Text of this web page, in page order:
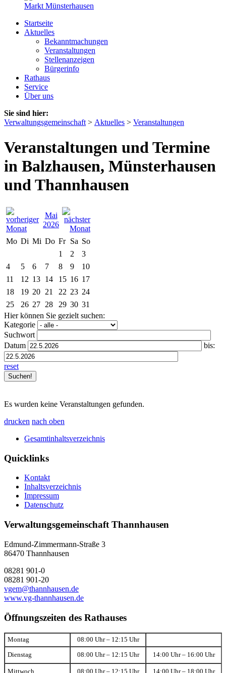
Markt Münsterhausen
Startseite
Aktuelles
Bekanntmachungen
Veranstaltungen
Stellenanzeigen
Bürgerinfo
Rathaus
Service
Über uns
Sie sind hier:
Verwaltungsgemeinschaft > Aktuelles > Veranstaltungen
Veranstaltungen und Termine
in Balzhausen, Münsterhausen
und Thannhausen
Mai
2026
Mo Di Mi Do Fr Sa So
1
2
3
4
5 6 7 8 9
10
11
12 13 14 15 16 17
18
19 20 21 22 23 24
25
26 27 28 29 30 31
Hier können Sie gezielt suchen:
Kategorie
Suchwort
Datum
bis:
reset
Es wurden keine Veranstaltungen gefunden.
drucken nach oben
Gesamtinhaltsverzeichnis
Quicklinks
Kontakt
Inhaltsverzeichnis
Impressum
Datenschutz
Verwaltungsgemeinschaft Thannhausen
Edmund-Zimmermann-Straße 3
86470 Thannhausen
08281 901-0
08281 901-20
vgem@thannhausen.de
www.vg-thannhausen.de
Öffnungszeiten des Rathauses
Montag 08:00 Uhr – 12:15 Uhr
Dienstag 08:00 Uhr – 12:15 Uhr 14:00 Uhr – 16:00 Uhr